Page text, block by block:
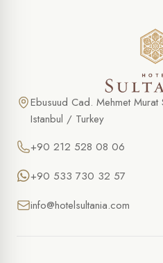
Ebusuud Cad. Mehmet
Istanbul / Turkey
+90 212 528 08 06
+90 533 730 32 57
info@hotelsultania.com